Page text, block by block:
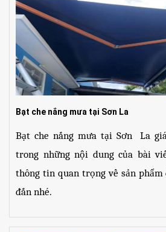
Bạt che nắng mưa tại Sơn La
Bạt che nắng mưa tại Sơn  La
trong những nội dung của bài
thông tin quan trọng về sản phẩm
đắn nhé.